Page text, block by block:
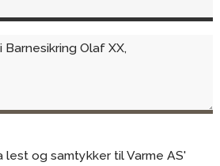
og samtykker til Varme AS'